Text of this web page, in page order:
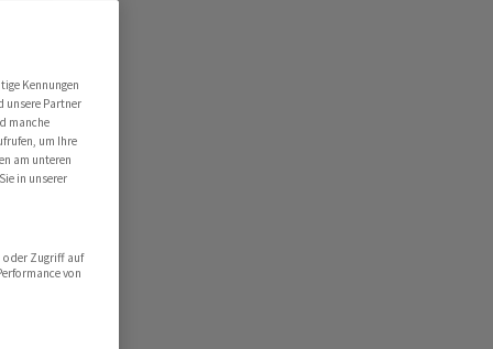
Kennungen
unsere Partner
manche
um Ihre
am unteren
in unserer
oder Zugriff auf
von